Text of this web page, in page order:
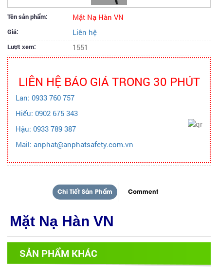
Tên sản phẩm: Mặt Nạ Hàn VN
Giá: Liên hệ
Lượt xem: 1551
LIÊN HỆ BÁO GIÁ TRONG 30 PHÚT
Lan: 0933 760 757
Hiếu: 0902 675 343
Hậu: 0933 789 387
Mail: anphat@anphatsafety.com.vn
Chi Tiết Sản Phẩm Comment
Mặt Nạ Hàn VN
SẢN PHẨM KHÁC